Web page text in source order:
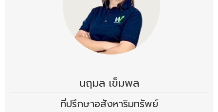
นฤมล เข็มพล
ที่ปรึกษาอสังหาริมทรัพย์